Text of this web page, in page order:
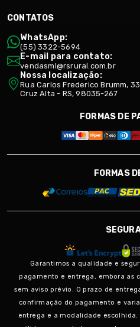
CONTATOS
WhatsApp:
(55) 3322-5694
E-mail para contato:
vendasml@rsrural.com.br
Nossa localização:
Rua Carlos Frederico Brumm,
Cruz Alta - RS, 98035-267
FORMAS DE
FORMAS
Garantimos a qualidade e
pagamento e entrega, embora as
sem aviso prévio. O prazo de
confirmação do pagamento e
entrega e a modalidade escolhida.